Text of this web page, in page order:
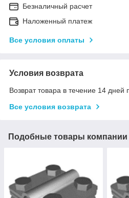
Безналичный расчет
Наложенный платеж
Все условия оплаты
Условия возврата
Возврат товара в течение 14 дней
Все условия возврата
Подобные товары компании